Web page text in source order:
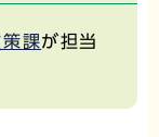
課が担当